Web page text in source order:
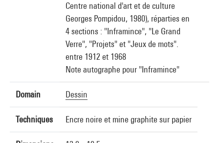
Centre national d'art et de culture
Georges Pompidou, 1980), réparties en
4 sections : "Inframince", "Le Grand
Verre", "Projets" et "Jeux de mots".
entre 1912 et 1968
Note autographe pour "Inframince"
Domain Dessin
Techniques Encre noire et mine graphite sur papier